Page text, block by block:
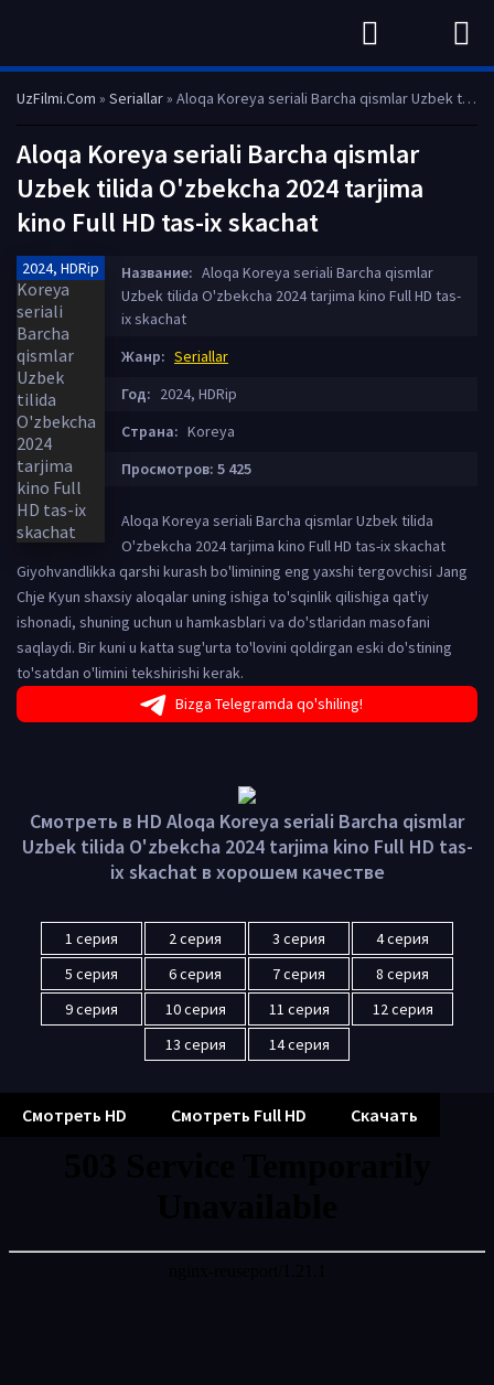
UzFilmi.Com » Seriallar» Aloqa Koreya seriali Barcha qismlar Uzbek tilida O'zbekcha 2024 tarjima kino Full HD tas-ix skachat
Aloqa Koreya seriali Barcha qismlar
Uzbek tilida O'zbekcha 2024 tarjima
kino Full HD tas-ix skachat
2024, HDRip Название: Aloqa Koreya seriali Barcha qismlar
Uzbek tilida O'zbekcha 2024 tarjima kino Full HD tas-
ix skachat
Жанр: Seriallar
Год: 2024, HDRip
Страна: Koreya
Просмотров: 5 425
Aloqa Koreya seriali Barcha qismlar Uzbek tilida
O'zbekcha 2024 tarjima kino Full HD tas-ix skachat
Giyohvandlikka qarshi kurash bo'limining eng yaxshi tergovchisi Jang
Chje Kyun shaxsiy aloqalar uning ishiga to'sqinlik qilishiga qat'iy
ishonadi, shuning uchun u hamkasblari va do'stlaridan masofani
saqlaydi. Bir kuni u katta sug'urta to'lovini qoldirgan eski do'stining
to'satdan o'limini tekshirishi kerak.
Bizga Telegramda qo'shiling!
Смотреть в HD Aloqa Koreya seriali Barcha qismlar
Uzbek tilida O'zbekcha 2024 tarjima kino Full HD tas-
ix skachat в хорошем качестве
1 серия 2 серия 3 серия
4 серия
5 серия
6 серия 7 серия
8 серия
9 серия
10 серия 11 серия
12 серия
13 серия
14 серия
Смотреть HD Смотреть Full HD Скачать